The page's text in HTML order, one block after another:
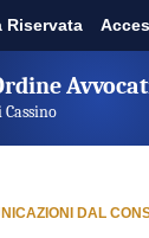
Riservata
Cassino
DAL